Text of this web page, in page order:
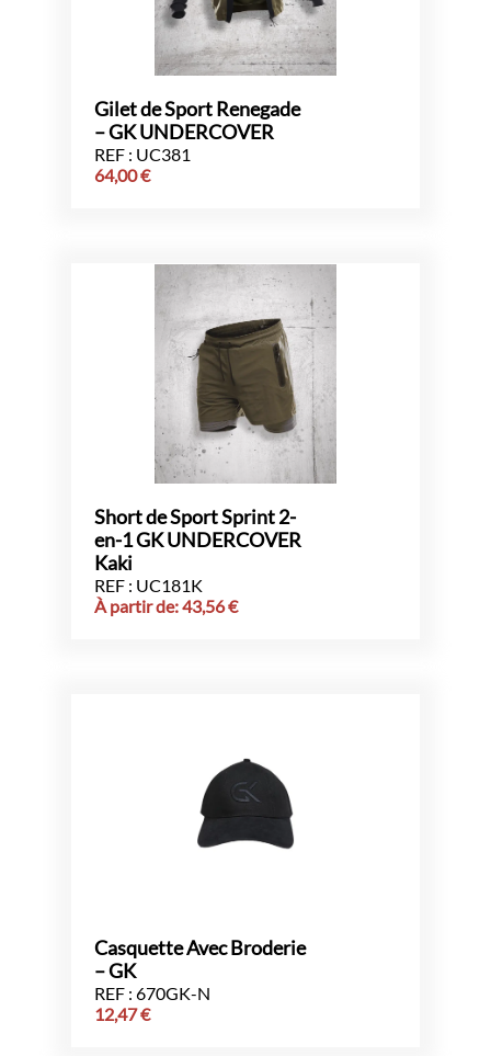
Gilet de Sport Renegade
– GK UNDERCOVER
REF : UC381
64,00€
Short de Sport Sprint 2-
en-1 GK UNDERCOVER
Kaki
REF : UC181K
À partir de:43,56€
Casquette Avec Broderie
– GK
REF : 670GK-N
12,47€